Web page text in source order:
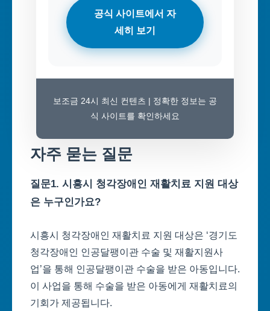
공식 사이트에서 자
세히 보기
보조금 24시 최신 컨텐츠 | 정확한 정보는 공
식 사이트를 확인하세요
자주 묻는 질문
질문1. 시흥시 청각장애인 재활치료 지원 대상
은 누구인가요?
시흥시 청각장애인 재활치료 지원 대상은 ‘경기도
청각장애인 인공달팽이관 수술 및 재활지원사
업’을 통해 인공달팽이관 수술을 받은 아동입니다.
이 사업을 통해 수술을 받은 아동에게 재활치료의
기회가 제공됩니다.